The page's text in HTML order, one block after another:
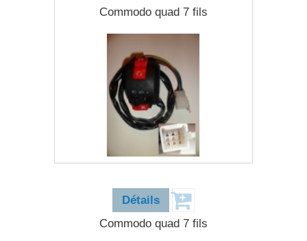
Commodo quad 7 fils
Détails
Commodo quad 7 fils